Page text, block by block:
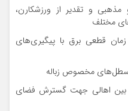
و تقدیر از ورزشکارن،
مختلف
قطعی برق با پیگیری‌های
سطل‌های مخصوص زباله
بین اهالی جهت گسترش فضای